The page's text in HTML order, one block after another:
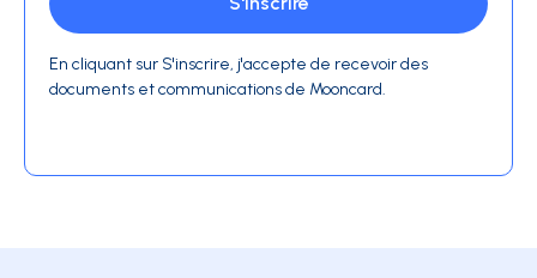
En cliquant sur S'inscrire, j'accepte de recevoir des
documents et communications de Mooncard.